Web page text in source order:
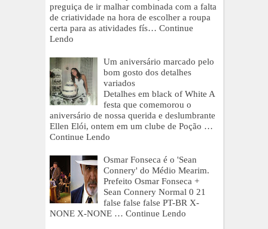
preguiça de ir malhar combinada com a falta
de criatividade na hora de escolher a roupa
certa para as atividades fís… Continue
Lendo
Um aniversário marcado pelo
bom gosto dos detalhes
variados
Detalhes em black of White A
festa que comemorou o
aniversário de nossa querida e deslumbrante
Ellen Elói, ontem em um clube de Poção …
Continue Lendo
Osmar Fonseca é o 'Sean
Connery' do Médio Mearim.
Prefeito Osmar Fonseca +
Sean Connery Normal 0 21
false false false PT-BR X-
NONE X-NONE … Continue Lendo